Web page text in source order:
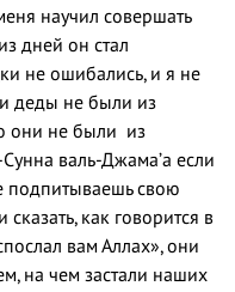
научил совершать
дней он стал
не ошибались, и я не
деды не были из
они не были из
валь-Джама’а если
подпитываешь свою
сказать, как говорится в
вам Аллах», они
на чем застали наших